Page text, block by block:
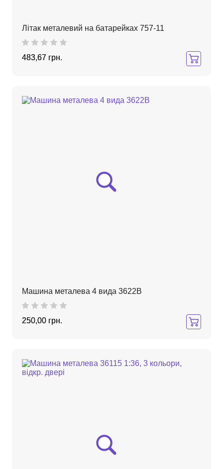
Літак металевий на батарейках 757-11
483,67 грн.
Машина металева 4 вида 3622B
250,00 грн.